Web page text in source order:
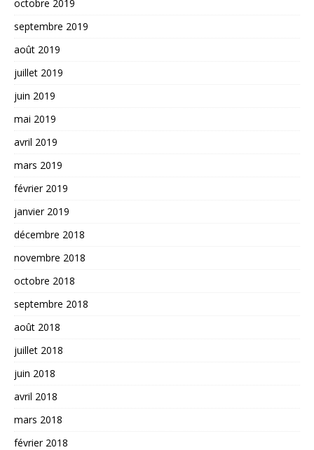
octobre 2019
septembre 2019
août 2019
juillet 2019
juin 2019
mai 2019
avril 2019
mars 2019
février 2019
janvier 2019
décembre 2018
novembre 2018
octobre 2018
septembre 2018
août 2018
juillet 2018
juin 2018
avril 2018
mars 2018
février 2018